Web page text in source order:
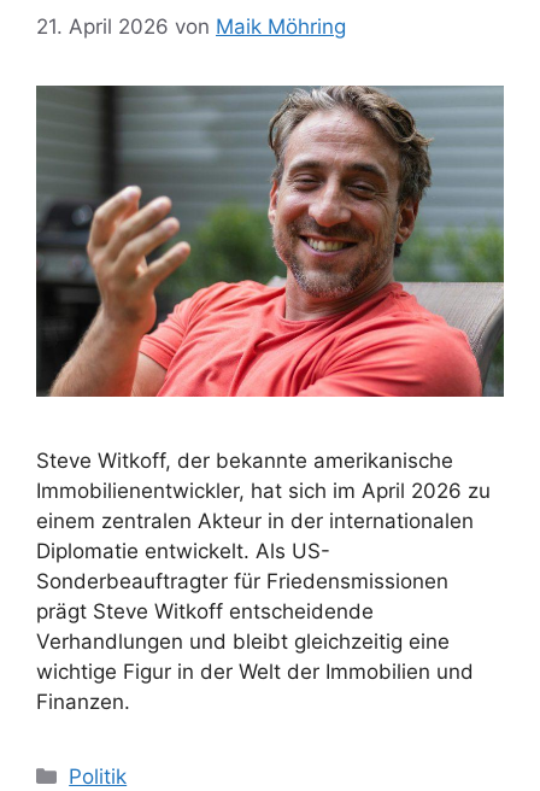
21. April 2026 von Maik Möhring
Steve Witkoff, der bekannte amerikanische
Immobilienentwickler, hat sich im April 2026 zu
einem zentralen Akteur in der internationalen
Diplomatie entwickelt. Als US-
Sonderbeauftragter für Friedensmissionen
prägt Steve Witkoff entscheidende
Verhandlungen und bleibt gleichzeitig eine
wichtige Figur in der Welt der Immobilien und
Finanzen.
Kategorien
Politik